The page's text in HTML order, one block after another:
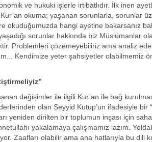
ve hukuki işlerle irtibatlıdır. İlk inen
okuma; yaşanan sorunlarla, sorunlar
okuduğumuzda hangi ayetine bakarsanız
sorunlar hakkında biz Müslümanlar
Problemleri çözemeyebiliriz ama analiz
Kendimize yeter şahsiyetler olabilmemiz
değişimler ile ilgili Kur’an ile bağ
olan Seyyid Kutup’un ifadesiyle bir
yeniden dirilten bir toplumun inşası için
yakalamaya çalışmamız lazım.
Zaafları olabilir ama ana hatlarıyla bu dili